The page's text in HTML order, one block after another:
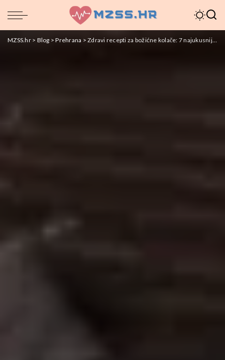
MZSS.hr> Blog >Prehrana >Zdravi recepti za božićne kolače: 7 najukusnijih opcija